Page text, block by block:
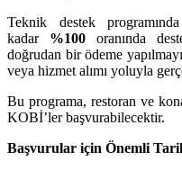
Teknik destek
kadar %100 oranında
doğrudan bir ödeme
veya hizmet alımı yoluyla
Bu programa, restoran ve
KOBİ’ler başvurabilecektir.
Başvurular için Önemli